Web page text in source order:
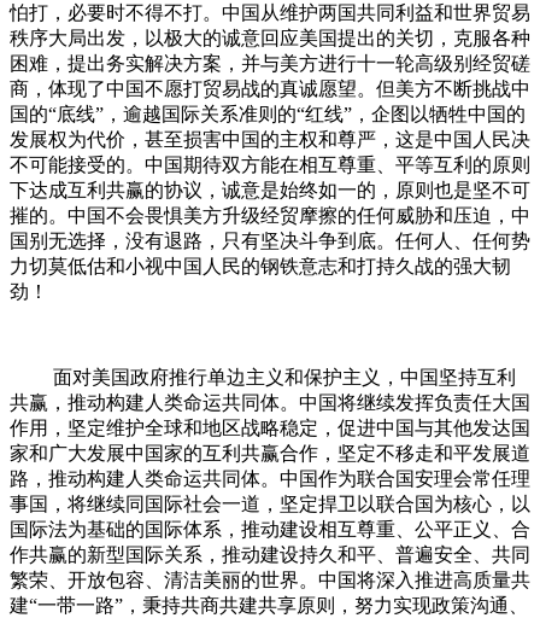
怕打，必要时不得不打。中国从维护两国共同利益和世界贸易
秩序大局出发，以极大的诚意回应美国提出的关切，克服各种
困难，提出务实解决方案，并与美方进行十一轮高级别经贸磋
商，体现了中国不愿打贸易战的真诚愿望。但美方不断挑战中
国的“底线”，逾越国际关系准则的“红线”，企图以牺牲中国的
发展权为代价，甚至损害中国的主权和尊严，这是中国人民决
不可能接受的。中国期待双方能在相互尊重、平等互利的原则
下达成互利共赢的协议，诚意是始终如一的，原则也是坚不可
摧的。中国不会畏惧美方升级经贸摩擦的任何威胁和压迫，中
国别无选择，没有退路，只有坚决斗争到底。任何人、任何势
力切莫低估和小视中国人民的钢铁意志和打持久战的强大韧
劲！
面对美国政府推行单边主义和保护主义，中国坚持互利
共赢，推动构建人类命运共同体。中国将继续发挥负责任大国
作用，坚定维护全球和地区战略稳定，促进中国与其他发达国
家和广大发展中国家的互利共赢合作，坚定不移走和平发展道
路，推动构建人类命运共同体。中国作为联合国安理会常任理
事国，将继续同国际社会一道，坚定捍卫以联合国为核心，以
国际法为基础的国际体系，推动建设相互尊重、公平正义、合
作共赢的新型国际关系，推动建设持久和平、普遍安全、共同
繁荣、开放包容、清洁美丽的世界。中国将深入推进高质量共
建“一带一路”，秉持共商共建共享原则，努力实现政策沟通、